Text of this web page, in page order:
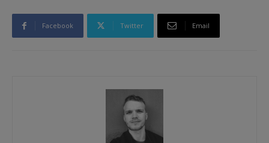
Facebook Twitter Email